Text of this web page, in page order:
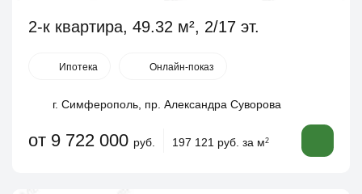
2-к квартира, 49.32 м², 2/17 эт.
Ипотека Онлайн-показ
г. Симферополь, пр. Александра Суворова
от 9 722 000 руб. 197 121 руб. за м2